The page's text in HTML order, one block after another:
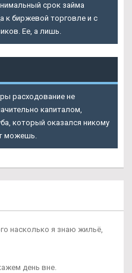
срок займа
к биржевой торговле и с
Ее, а лишь.
расходование не
капиталом,
который оказался никому
можешь.
насколько я знаю жильё,
день вне.